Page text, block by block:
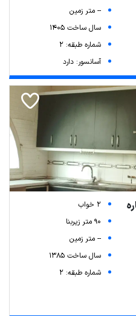
-- متر زمین
سال ساخت 1405
شماره طبقه: 2
آسانسور: دارد
2 خواب
90 متر زیربنا
-- متر زمین
سال ساخت 1385
شماره طبقه: 2